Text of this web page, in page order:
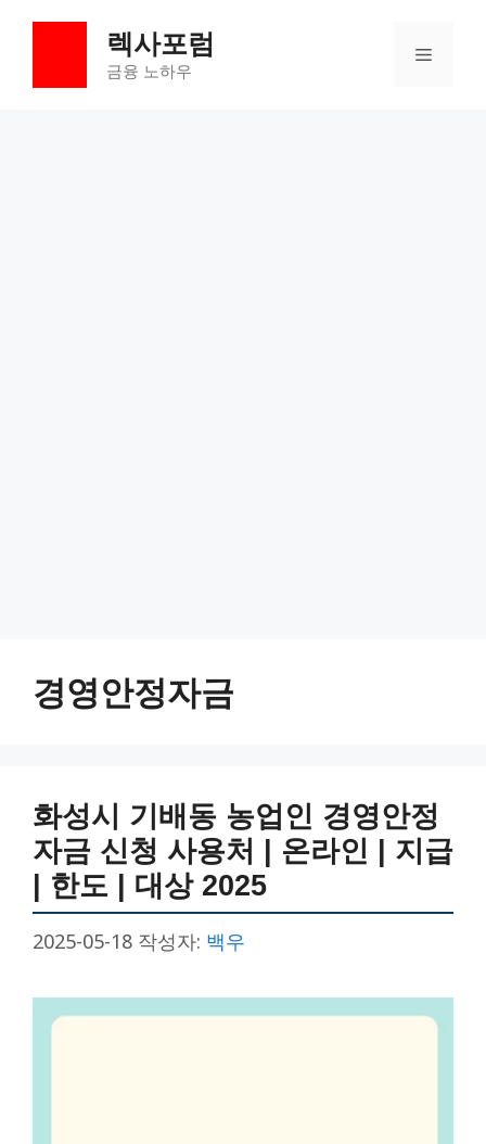
렉사포럼
금융 노하우
메
경영안정자금
화성시 기배동 농업인 경영안정
자금 신청 사용처 | 온라인 | 지급
| 한도 | 대상 2025
2025-05-18 작성자: 백우